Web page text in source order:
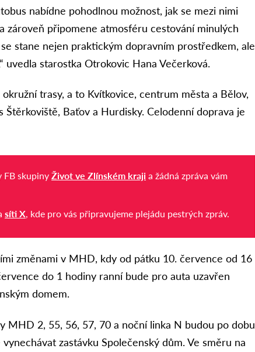
nabídne pohodlnou možnost, jak se mezi nimi
zároveň připomene atmosféru cestování minulých
stane nejen praktickým dopravním prostředkem, ale
uvedla starostka Otrokovic Hana Večerková.
trasy, a to Kvítkovice, centrum města a Bělov,
Štěrkoviště, Baťov a Hurdisky. Celodenní doprava je
FB skupinyŽivot ve Zlínském kraji a žádná zpráva vám
síti X, kde pro vás připravujeme plejádu pestrých zpráv.
změnami v MHD, kdy od pátku 10. července od 16
do 1 hodiny ranní bude pro auta uzavřen
domem.
MHD 2, 55, 56, 57, 70 a noční linka N budou po dobu
zastávku Společenský dům. Ve směru na